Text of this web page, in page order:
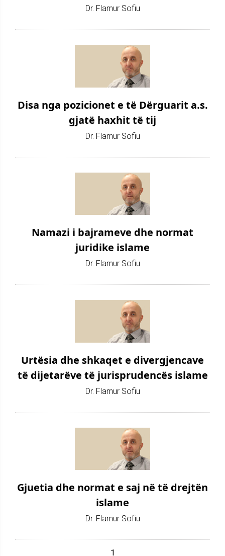
Dr. Flamur Sofiu
Disa nga pozicionet e të Dërguarit a.s.
gjatë haxhit të tij
Dr. Flamur Sofiu
Namazi i bajrameve dhe normat
juridike islame
Dr. Flamur Sofiu
Urtësia dhe shkaqet e divergjencave
të dijetarëve të jurisprudencës islame
Dr. Flamur Sofiu
Gjuetia dhe normat e saj në të drejtën
islame
Dr. Flamur Sofiu
1